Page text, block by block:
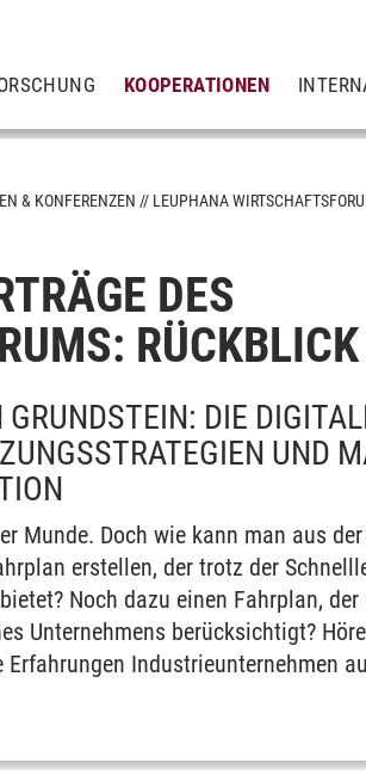
KOOPERATIONEN
& KONFERENZEN
LEUPHANA
DES
RÜCKBLICK
DIE
UND
Munde. Doch wie kann man aus
erstellen, der trotz der
Noch dazu einen Fahrplan,
Unternehmens berücksichtigt?
Industrieunternehmen